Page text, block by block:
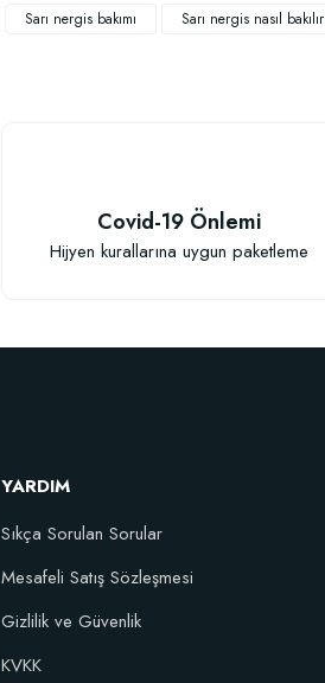
Stokta Yok
Sarı nergis bakımı Sarı nergis nasıl bakılır
Covid-19 Önlemi
Hijyen kurallarına uygun paketleme
YARDIM
Sıkça Sorulan Sorular
Mesafeli Satış Sözleşmesi
Gizlilik ve Güvenlik
KVKK